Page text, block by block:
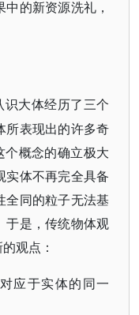
的新资源洗礼，
识大体经历了三个
所表现出的许多奇
个概念的确立极大
实体不再完全具备
全同的粒子无法基
于是，传统物体观
观点：
应于实体的同一